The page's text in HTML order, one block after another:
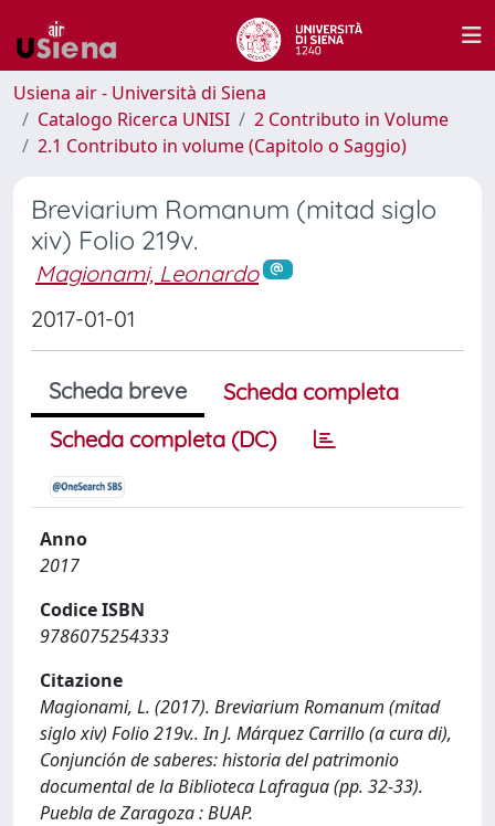
Usiena air - Università di Siena
Catalogo Ricerca UNISI
2 Contributo in Volume
2.1 Contributo in volume (Capitolo o Saggio)
Breviarium Romanum (mitad siglo
xiv) Folio 219v.
Magionami, Leonardo
2017-01-01
Scheda breve
Scheda completa
Scheda completa (DC)
Anno
2017
Codice ISBN
9786075254333
Citazione
Magionami, L. (2017). Breviarium Romanum (mitad
siglo xiv) Folio 219v.. In J. Márquez Carrillo (a cura di),
Conjunción de saberes: historia del patrimonio
documental de la Biblioteca Lafragua (pp. 32-33).
Puebla de Zaragoza : BUAP.